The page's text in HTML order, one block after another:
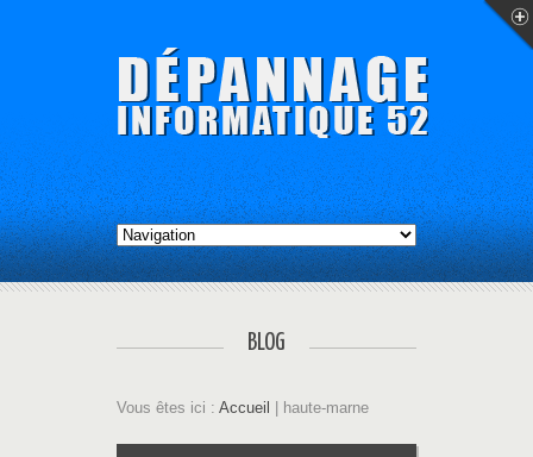
BLOG
Vous êtes ici : Accueil | haute-marne